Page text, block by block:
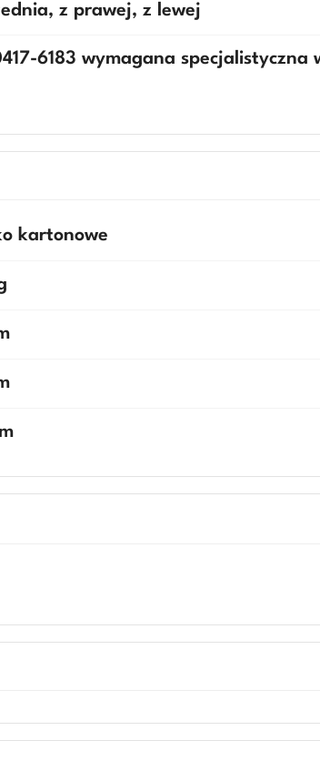
z prawej, z lewej
6183 wymagana specjalistyczna
kartonowe